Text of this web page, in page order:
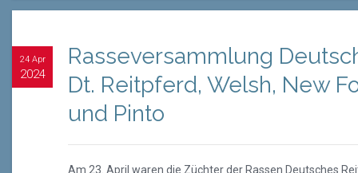
24 Apr
2024
Rasseversammlung
Dt. Reitpferd, Welsh, New
und Pinto
Am 23. April waren die Züchter der Rassen Deutsches